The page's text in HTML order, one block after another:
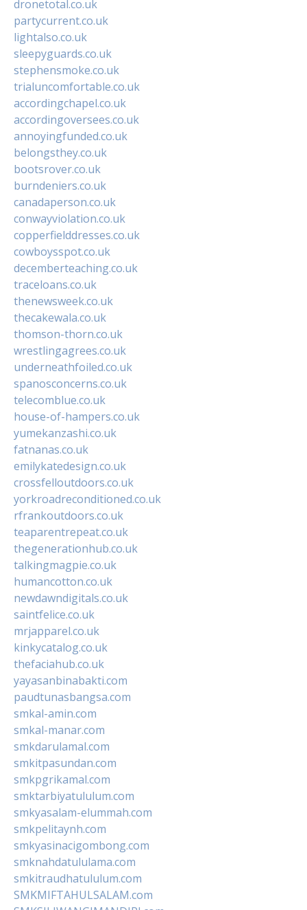
dronetotal.co.uk
partycurrent.co.uk
lightalso.co.uk
sleepyguards.co.uk
stephensmoke.co.uk
trialuncomfortable.co.uk
accordingchapel.co.uk
accordingoversees.co.uk
annoyingfunded.co.uk
belongsthey.co.uk
bootsrover.co.uk
burndeniers.co.uk
canadaperson.co.uk
conwayviolation.co.uk
copperfielddresses.co.uk
cowboysspot.co.uk
decemberteaching.co.uk
traceloans.co.uk
thenewsweek.co.uk
thecakewala.co.uk
thomson-thorn.co.uk
wrestlingagrees.co.uk
underneathfoiled.co.uk
spanosconcerns.co.uk
telecomblue.co.uk
house-of-hampers.co.uk
yumekanzashi.co.uk
fatnanas.co.uk
emilykatedesign.co.uk
crossfelloutdoors.co.uk
yorkroadreconditioned.co.uk
rfrankoutdoors.co.uk
teaparentrepeat.co.uk
thegenerationhub.co.uk
talkingmagpie.co.uk
humancotton.co.uk
newdawndigitals.co.uk
saintfelice.co.uk
mrjapparel.co.uk
kinkycatalog.co.uk
thefaciahub.co.uk
yayasanbinabakti.com
paudtunasbangsa.com
smkal-amin.com
smkal-manar.com
smkdarulamal.com
smkitpasundan.com
smkpgrikamal.com
smktarbiyatululum.com
smkyasalam-elummah.com
smkpelitaynh.com
smkyasinacigombong.com
smknahdatululama.com
smkitraudhatululum.com
SMKMIFTAHULSALAM.com